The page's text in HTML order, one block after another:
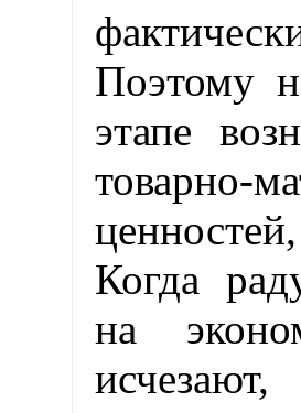
Поэтому
этапе
товарно-
Когда
на